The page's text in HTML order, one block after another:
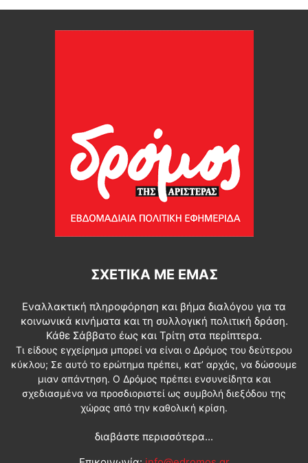
ΣΧΕΤΙΚΆ ΜΕ ΕΜΆΣ
Εναλλακτική πληροφόρηση και βήμα διαλόγου για τα
κοινωνικά κινήματα και τη συλλογική πολιτική δράση.
Κάθε Σάββατο έως και Τρίτη στα περίπτερα.
Τι είδους εγχείρημα μπορεί να είναι ο Δρόμος του δεύτερου
κύκλου; Σε αυτό το ερώτημα πρέπει, κατ’ αρχάς, να δώσουμε
μιαν απάντηση. Ο Δρόμος πρέπει ενσυνείδητα και
σχεδιασμένα να προσδιοριστεί ως συμβολή διεξόδου της
χώρας από την καθολική κρίση.
διαβάστε περισσότερα...